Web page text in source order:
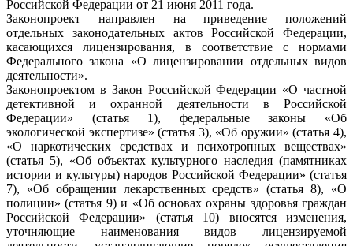
Российской Федерации от 21 июня 2011 года.
Законопроект направлен на приведение положений
отдельных законодательных актов Российской Федерации,
касающихся лицензирования, в соответствие с нормами
Федерального закона «О лицензировании отдельных видов
деятельности».
Законопроектом в Закон Российской Федерации «О частной
детективной и охранной деятельности в Российской
Федерации» (статья 1), федеральные законы «Об
экологической экспертизе» (статья 3), «Об оружии» (статья 4),
«О наркотических средствах и психотропных веществах»
(статья 5), «Об объектах культурного наследия (памятниках
истории и культуры) народов Российской Федерации» (статья
7), «Об обращении лекарственных средств» (статья 8), «О
полиции» (статья 9) и «Об основах охраны здоровья граждан
Российской Федерации» (статья 10) вносятся изменения,
уточняющие наименования видов лицензируемой